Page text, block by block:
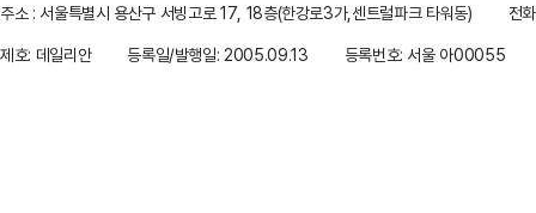
주소 : 서울특별시 용산구 서빙고로 17, 18층(한강로3가,센트럴파크 타워동)
전
제호: 데일리안
등록일/발행일: 2005.09.13 등록번호: 서울 아00055